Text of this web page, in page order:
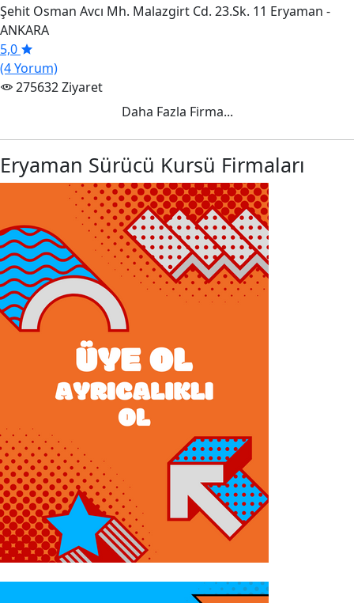
Şehit Osman Avcı Mh. Malazgirt Cd. 23.Sk. 11 Eryaman -
ANKARA
5,0
(4 Yorum)
275632 Ziyaret
Daha Fazla Firma...
Eryaman Sürücü Kursü Firmaları